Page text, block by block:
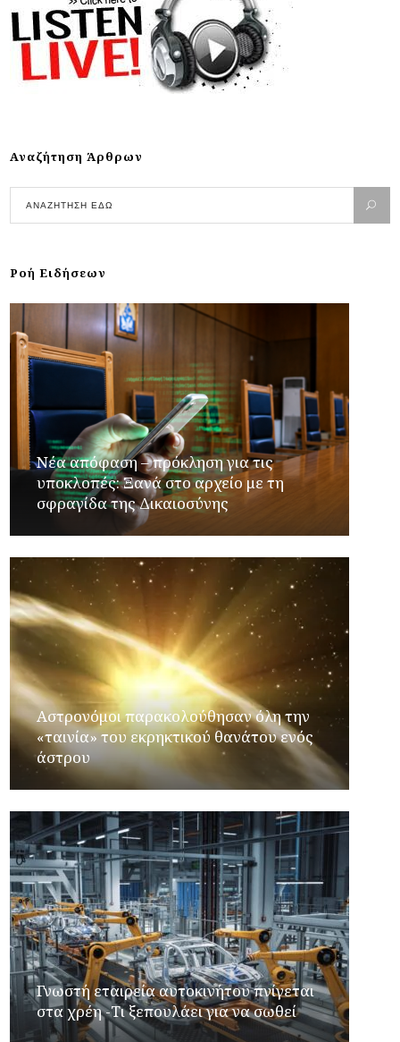
Αναζήτηση Άρθρων
Ροή Ειδήσεων
Νέα απόφαση – πρόκληση για τις
υποκλοπές: Ξανά στο αρχείο με τη
σφραγίδα της Δικαιοσύνης
Αστρονόμοι παρακολούθησαν όλη την
«ταινία» του εκρηκτικού θανάτου ενός
άστρου
Γνωστή εταιρεία αυτοκινήτου πνίγεται
στα χρέη -Τι ξεπουλάει για να σωθεί